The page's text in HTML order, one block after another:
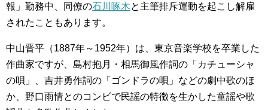
報」勤務中、同僚の石川啄木と主筆排斥運動を起こし解雇
されたこともあります。
中山晋平（1887年～1952年）は、東京音楽学校を卒業した
作曲家ですが、島村抱月・相馬御風作詞の「カチューシャ
の唄」、吉井勇作詞の「ゴンドラの唄」などの劇中歌のほ
か、野口雨情とのコンビで民謡の特徴を生かした童謡や歌